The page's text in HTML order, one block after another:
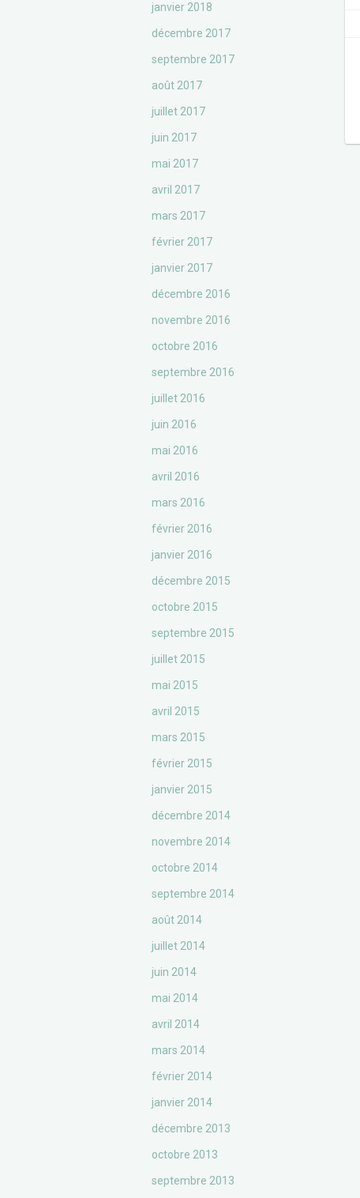
janvier 2018
décembre 2017
septembre 2017
août 2017
juillet 2017
juin 2017
mai 2017
avril 2017
mars 2017
février 2017
janvier 2017
décembre 2016
novembre 2016
octobre 2016
septembre 2016
juillet 2016
juin 2016
mai 2016
avril 2016
mars 2016
février 2016
janvier 2016
décembre 2015
octobre 2015
septembre 2015
juillet 2015
mai 2015
avril 2015
mars 2015
février 2015
janvier 2015
décembre 2014
novembre 2014
octobre 2014
septembre 2014
août 2014
juillet 2014
juin 2014
mai 2014
avril 2014
mars 2014
février 2014
janvier 2014
décembre 2013
octobre 2013
septembre 2013